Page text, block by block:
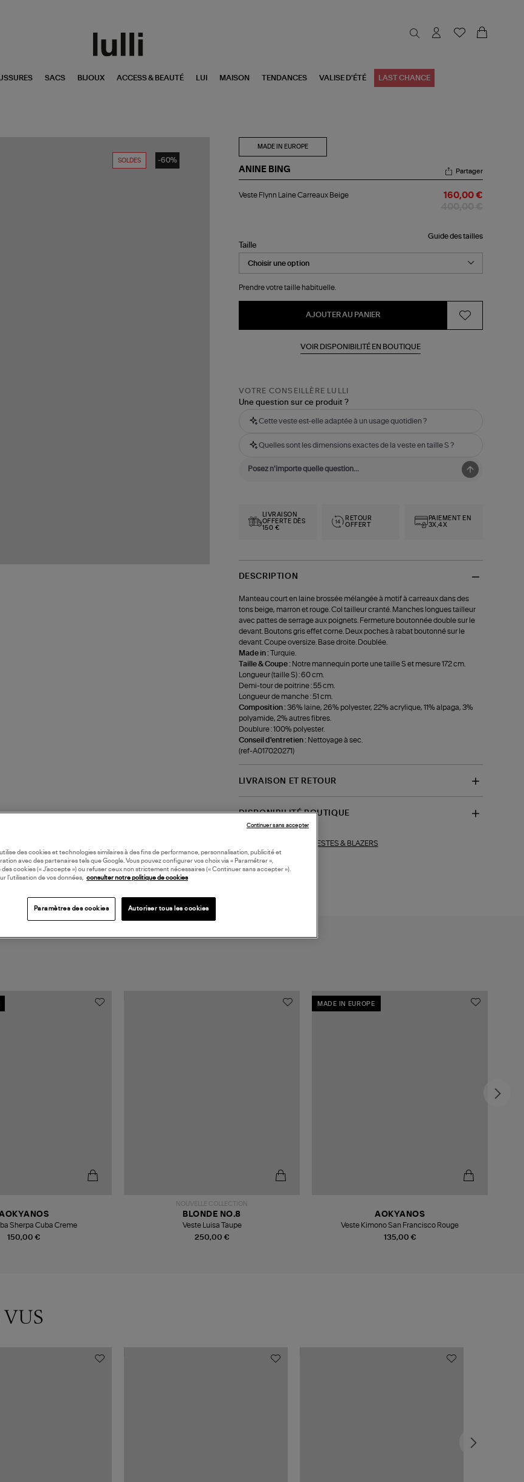
SACS BIJOUX ACCESS & BEAUTÉ LUI MAISON TENDANCES VALISE D'ÉTÉ LAST CHANCE
SOLDES -60%
MADE IN EUROPE
ANINE BING
Flynn
Partager
Veste Flynn Laine Carreaux Beige 160,00 €
Guide des tailles
Taille
Prendre votre taille habituelle.
AJOUTER AU PANIER
VOIR DISPONIBILITÉ EN BOUTIQUE
VOTRE CONSEILLÈRE LULLI
Une question sur ce produit ?
Cette veste est-elle adaptée à un usage quotidien ?
Quelles sont les dimensions exactes de la veste en taille S ?
LIVRAISON
OFFERTE DÈS
150 €
RETOUR
OFFERT
PAIEMENT EN
3X,4X
DESCRIPTION
Manteau court en laine brossée mélangée à motif à carreaux dans des
tons beige, marron et rouge. Col tailleur cranté. Manches longues tailleur
avec pattes de serrage aux poignets. Fermeture boutonnée double sur le
devant. Boutons gris effet corne. Deux poches à rabat boutonné sur le
devant. Coupe oversize. Base droite. Doublée.
Made in :Turquie.
Taille & Coupe : Notre mannequin porte une taille S et mesure 172 cm.
Longueur (taille S) : 60 cm.
Demi-tour de poitrine : 55 cm.
Longueur de manche : 51 cm.
Composition :36% laine, 26% polyester, 22% acrylique, 11% alpaga, 3%
polyamide, 2% autres fibres.
Doublure : 100% polyester.
Conseil d'entretien : Nettoyage à sec.
(ref-A017020271)
LIVRAISON ET RETOUR
DISPONIBILITÉ BOUTIQUE
VESTES & BLAZERS
150,00 €
Sherpa Cuba Creme
NOUVELLE COLLECTION
250,00 €
BLONDE NO.8
Veste Luisa Taupe
MADE IN EUROPE
135,00 €
AOKYANOS
Veste Kimono San Francisco Rouge
des cookies et technologies similaires à des fins de performance, personnalisation, publicité et
avec des partenaires tels que Google. Vous pouvez configurer vos choix via « Paramétrer »,
des cookies (« J’accepte ») ou refuser ceux non strictement nécessaires (« Continuer sans accepter »).
l’utilisation de vos données, consulter notre politique de cookies
Paramètres des cookies Autoriser tous les cookies
Continuer sans accepter